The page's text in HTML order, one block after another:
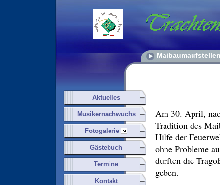
Aktuelles
Musikernachwuchs
Fotogalerie
Gästebuch
Termine
Kontakt
Am 30. April,
Tradition des
Hilfe der
ohne Probleme
durften die
geben.